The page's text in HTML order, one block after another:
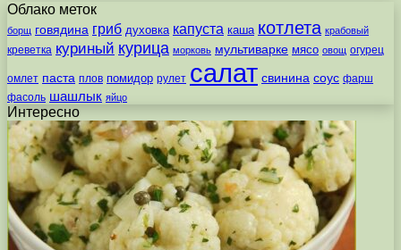
Облако меток
борщ говядина гриб духовка капуста каша котлета крабовый
креветка куриный курица морковь мультиварке мясо овощ огурец
омлет паста плов помидор рулет салат свинина соус фарш
фасоль шашлык яйцо
Интересно